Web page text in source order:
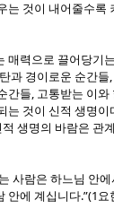
는 것이 내어줄수록
매력으로 끌어당기
과 경이로운 순간들,
간들, 고통받는 이와
는 것이 신적 생명이
적 생명의 바람은 관
사람은 하느님 안에
안에 계십니다.”(1